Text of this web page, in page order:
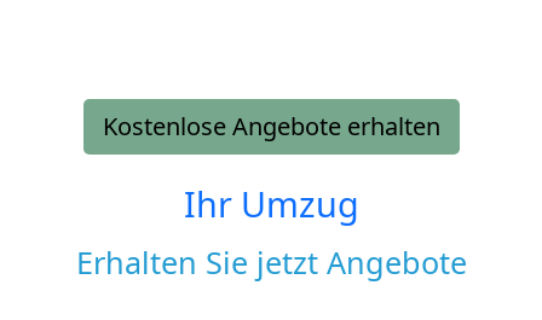
Kostenlose Angebote erhalten
Ihr Umzug
Erhalten Sie jetzt Angebote